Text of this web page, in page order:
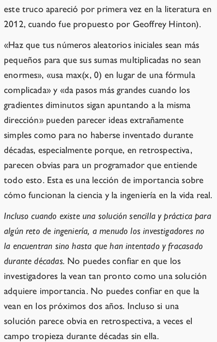
este truco apareció por primera vez en la literatura en
2012, cuando fue propuesto por Geoffrey Hinton).
«Haz que tus números aleatorios iniciales sean más
pequeños para que sus sumas multiplicadas no sean
enormes», «usa max(x, 0) en lugar de una fórmula
complicada» y «da pasos más grandes cuando los
gradientes diminutos sigan apuntando a la misma
dirección» pueden parecer ideas extrañamente
simples como para no haberse inventado durante
décadas, especialmente porque, en retrospectiva,
parecen obvias para un programador que entiende
todo esto. Esta es una lección de importancia sobre
cómo funcionan la ciencia y la ingeniería en la vida real.
Incluso cuando existe una solución sencilla y práctica para
algún reto de ingeniería, a menudo los investigadores no
la encuentran sino hasta que han intentado y fracasado
durante décadas. No puedes confiar en que los
investigadores la vean tan pronto como una solución
adquiere importancia. No puedes confiar en que la
vean en los próximos dos años. Incluso si una
solución parece obvia en retrospectiva, a veces el
campo tropieza durante décadas sin ella.